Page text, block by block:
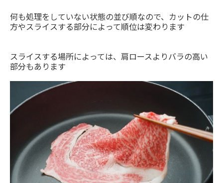
何も処理をしていない状態の並び順なので、カットの仕
方やスライスする部分によって順位は変わります
スライスする場所によっては、肩ロースよりバラの高い
部分もあります